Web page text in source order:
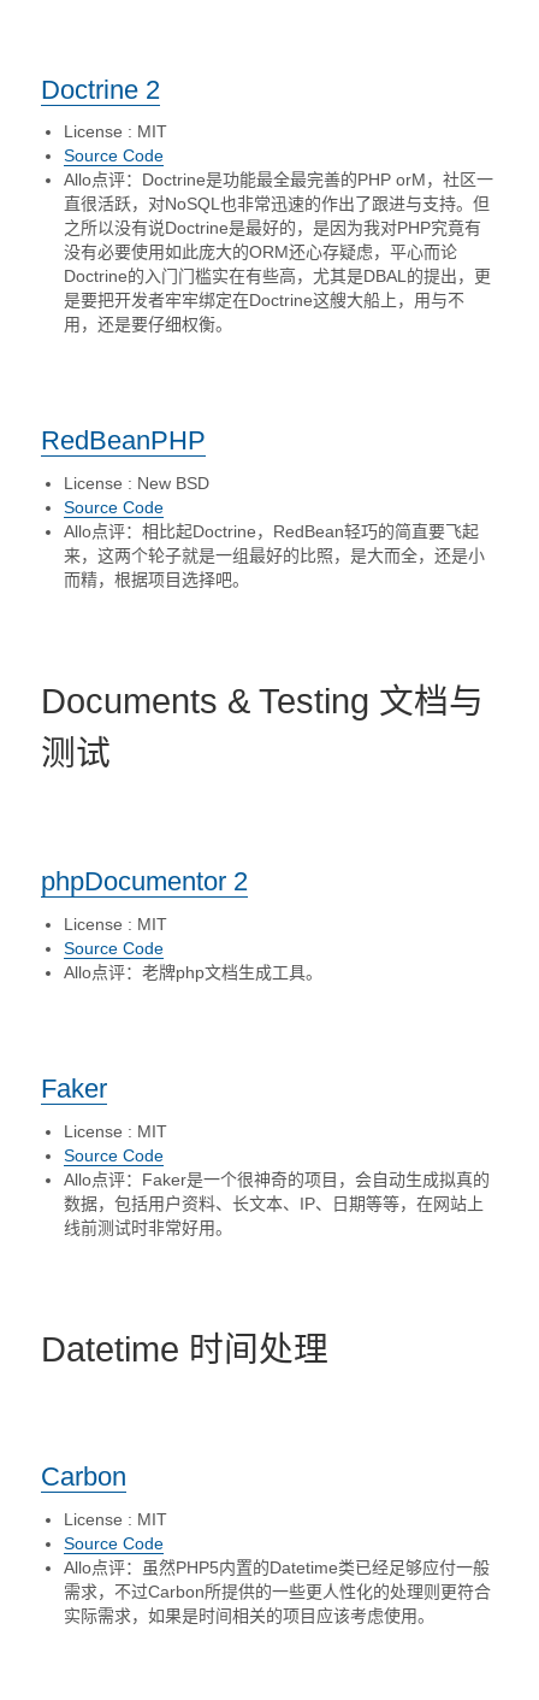
Doctrine 2
License : MIT
Source Code
Allo点评：Doctrine是功能最全最完善的PHP orM，社区一
直很活跃，对NoSQL也非常迅速的作出了跟进与支持。但
之所以没有说Doctrine是最好的，是因为我对PHP究竟有
没有必要使用如此庞大的ORM还心存疑虑，平心而论
Doctrine的入门门槛实在有些高，尤其是DBAL的提出，更
是要把开发者牢牢绑定在Doctrine这艘大船上，用与不
用，还是要仔细权衡。
RedBeanPHP
License : New BSD
Source Code
Allo点评：相比起Doctrine，RedBean轻巧的简直要飞起
来，这两个轮子就是一组最好的比照，是大而全，还是小
而精，根据项目选择吧。
Documents & Testing 文档与
测试
phpDocumentor 2
License : MIT
Source Code
Allo点评：老牌php文档生成工具。
Faker
License : MIT
Source Code
Allo点评：Faker是一个很神奇的项目，会自动生成拟真的
数据，包括用户资料、长文本、IP、日期等等，在网站上
线前测试时非常好用。
Datetime 时间处理
Carbon
License : MIT
Source Code
Allo点评：虽然PHP5内置的Datetime类已经足够应付一般
需求，不过Carbon所提供的一些更人性化的处理则更符合
实际需求，如果是时间相关的项目应该考虑使用。